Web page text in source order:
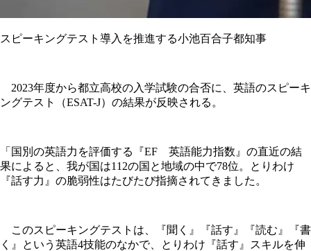
スピーキングテスト導入を推進する小池百合子都知事
2023年度から都立高校の入学試験の合否に、英語のスピーキ
ングテスト（ESAT-J）の結果が反映される。
「国別の英語力を評価する『EF 英語能力指数』の直近の結
果によると、我が国は112の国と地域の中で78位。とりわけ
『話す力』の脆弱性はたびたび指摘されてきました。
このスピーキングテストは、『聞く』『話す』『読む』『書
く』という英語4技能のなかで、とりわけ『話す』スキルを伸